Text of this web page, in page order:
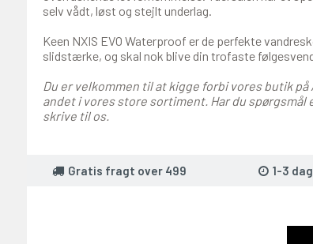
selv vådt, løst og stejlt underlag.
Keen NXIS EVO Waterproof er de perfekte
slidstærke, og skal nok blive din trofaste
Du er velkommen til at kigge forbi vores butik
andet i vores store sortiment. Har du
skrive til os.
Gratis fragt over 499 1-3